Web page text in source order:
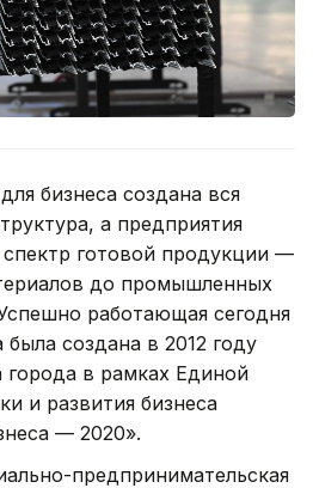
бизнеса создана вся
а предприятия
готовой продукции —
до промышленных
работающая сегодня
была создана в 2012 году
в рамках Единой
и развития бизнеса
— 2020».
предпринимательская